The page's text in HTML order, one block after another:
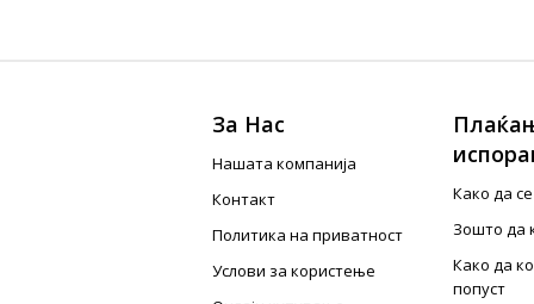
За Нас
Нашата компанија
Контакт
Политика на приватност
Услови за користење
Како да
Зошто да
Како да
попуст